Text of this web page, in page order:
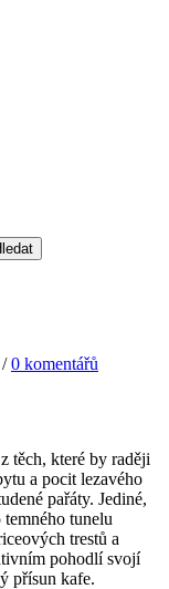
/0 komentářů
těch, které by raději
a pocit lezavého
pařáty. Jediné,
tunelu
trestů a
pohodlí svojí
přísun kafe.